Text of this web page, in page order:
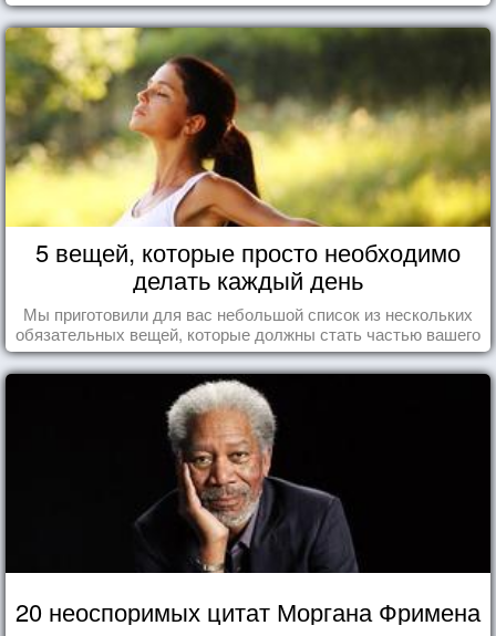
5 вещей, которые просто необходимо
делать каждый день
Мы приготовили для вас небольшой список из нескольких
обязательных вещей, которые должны стать частью вашего
дня.
20 неоспоримых цитат Моргана Фримена